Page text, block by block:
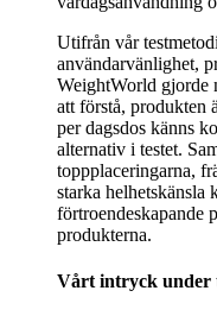
Utifrån vår
användarvänlighet,
WeightWorld gjorde
att förstå, produkten
per dagsdos känns
alternativ i testet.
toppplaceringarna,
starka helhetskänsla
förtroendeskapande
produkterna.
Vårt intryck under